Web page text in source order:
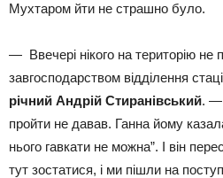
Мухтаром йти не страшно було.
— Ввечері нікого на територію не
завгосподарством відділення
річний Андрій Стиранівський. —
пройти не давав. Ганна йому
нього гавкати не можна”. І він
тут зостатися, і ми пішли на